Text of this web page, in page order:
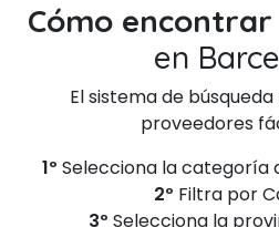
Cómo
en
El sistema de
proveedores
1º Selecciona la categoría
2º Filtra por
3º Selecciona la